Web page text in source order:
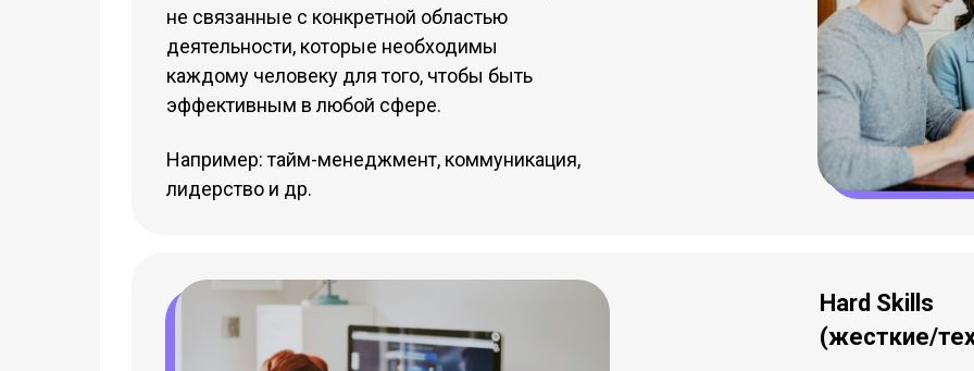
Hard Skills
(жесткие/
не связанные с конкретной областью
деятельности, которые необходимы
каждому человеку для того, чтобы быть
эффективным в любой сфере.
Например: тайм-менеджмент, коммуникация,
лидерство и др.